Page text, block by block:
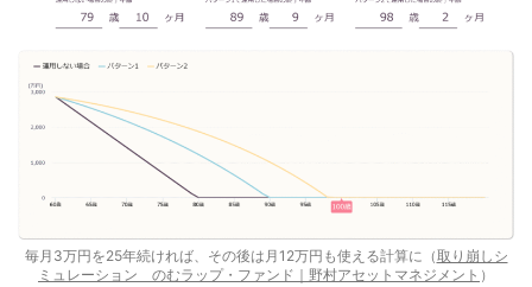
毎月3万円を25年続ければ、その後は月12万円も使える計算に（取り崩しシ
ミュレーション のむラップ・ファンド｜野村アセットマネジメント ）